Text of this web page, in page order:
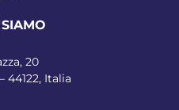
20
44122, Italia